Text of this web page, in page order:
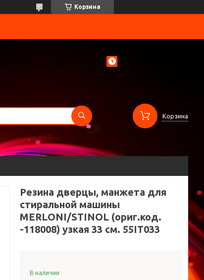
Корзина
Корзина
Резина дверцы, манжета для
стиральной машины
MERLONI/STINOL (ориг.код.
-118008) узкая 33 см. 55IT033
В наличии